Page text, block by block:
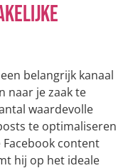
belangrijk kanaal
naar je zaak te
waardevolle
te optimaliseren
content
hij op het ideale